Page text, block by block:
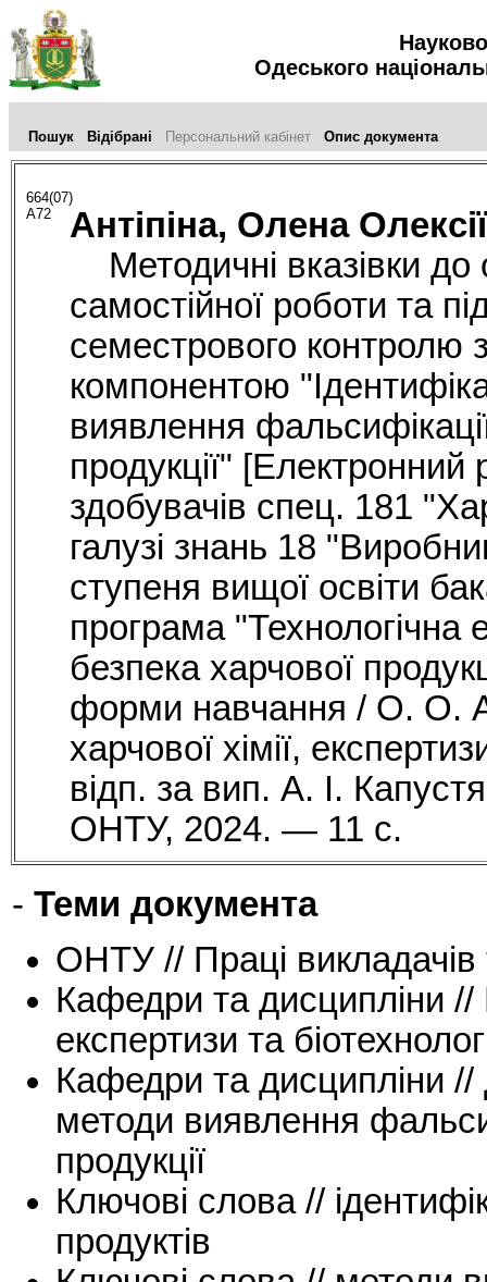
Одеського
Пошук Відібрані Персональний кабінет Опис документа
664(07)
А72
Антіпіна, Олена
Методичні вказівки до
самостійної роботи та
семестрового контролю
компонентою
виявлення
продукції"
здобувачів спец. 181
галузі знань 18
ступеня вищої освіти
програма "Технологічна
безпека харчової
форми навчання / О. О.
харчової хімії,
відп. за вип. А. І.
ОНТУ, 2024. — 11 с.
- Теми документа
ОНТУ // Праці викладачів
Кафедри та дисципліни //
експертизи та
Кафедри та дисципліни //
методи виявлення
продукції
Ключові слова //
продуктів